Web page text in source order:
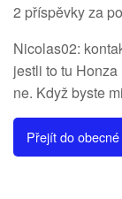
2 příspěvky za
Nicolas02:
jestli to tu
ne. Když byste
Přejít do